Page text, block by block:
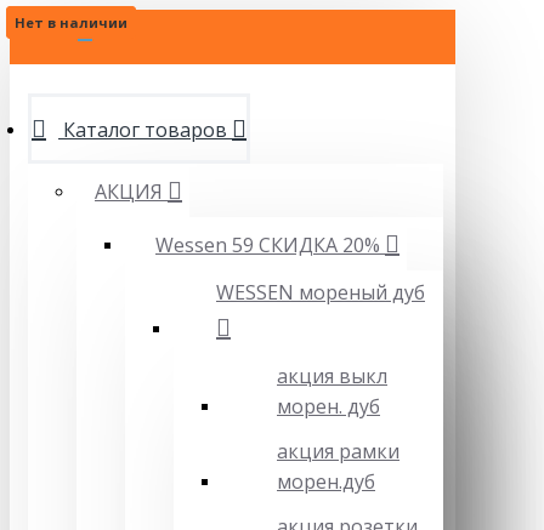
МЕНЮ
Каталог товаров
АКЦИЯ
Wessen 59 СКИДКА 20%
WESSEN мореный дуб
акция выкл
морен. дуб
акция рамки
морен.дуб
Нет в наличии
Нет в наличии